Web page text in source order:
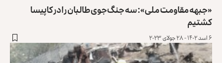
«جبهه مقاومت ملی»: سه جنگ‌جوی طالبان را در کاپیسا
کشتیم
۶ اسد ۱۴۰۲ - ۲۸ جولای ۲۰۲۳